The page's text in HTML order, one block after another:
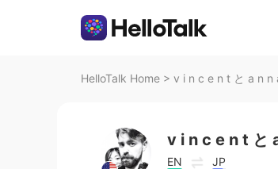
HelloTalk Home > v i n c e n t と a n n
v i n c e n t と
EN JP